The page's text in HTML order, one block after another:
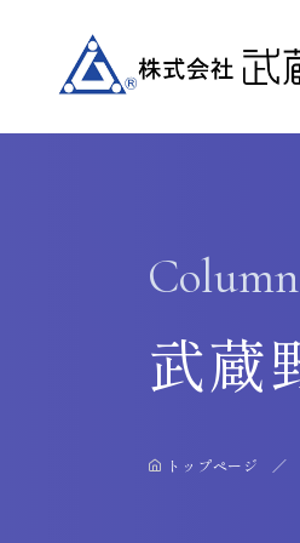
Column
武蔵
トップページ